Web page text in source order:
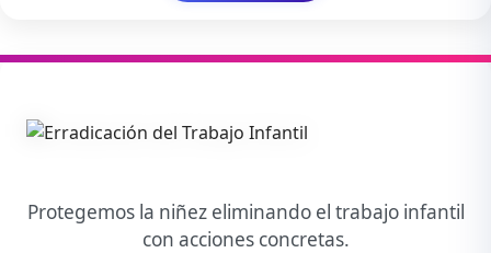
Protegemos la niñez eliminando el trabajo infantil
con acciones concretas.